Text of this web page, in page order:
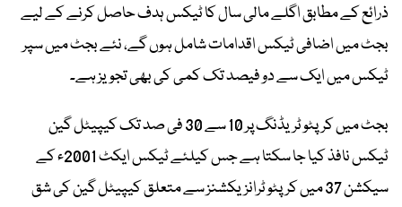
ذرائع کے مطابق اگلے مالی سال کا ٹیکس ہدف حاصل کرنے کے لیے
بجٹ میں اضافی ٹیکس اقدامات شامل ہوں گے، نئے بجٹ میں سپر
ٹیکس میں ایک سے دو فیصد تک کمی کی بھی تجویز ہے۔
بجٹ میں کرپٹو ٹریڈنگ پر 10 سے 30 فی صد تک کیپیٹل گین
ٹیکس نافذ کیا جا سکتا ہے جس کیلئے ٹیکس ایکٹ 2001ء کے
سیکشن 37 میں کرپٹو ٹرانزیکشنز سے متعلق کیپیٹل گین کی شق